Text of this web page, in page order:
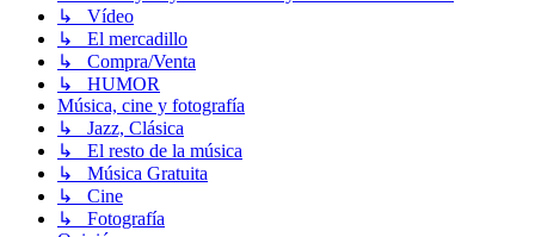
↳ Vídeo
↳ El mercadillo
↳ Compra/Venta
↳ HUMOR
Música, cine y fotografía
↳ Jazz, Clásica
↳ El resto de la música
↳ Música Gratuita
↳ Cine
↳ Fotografía